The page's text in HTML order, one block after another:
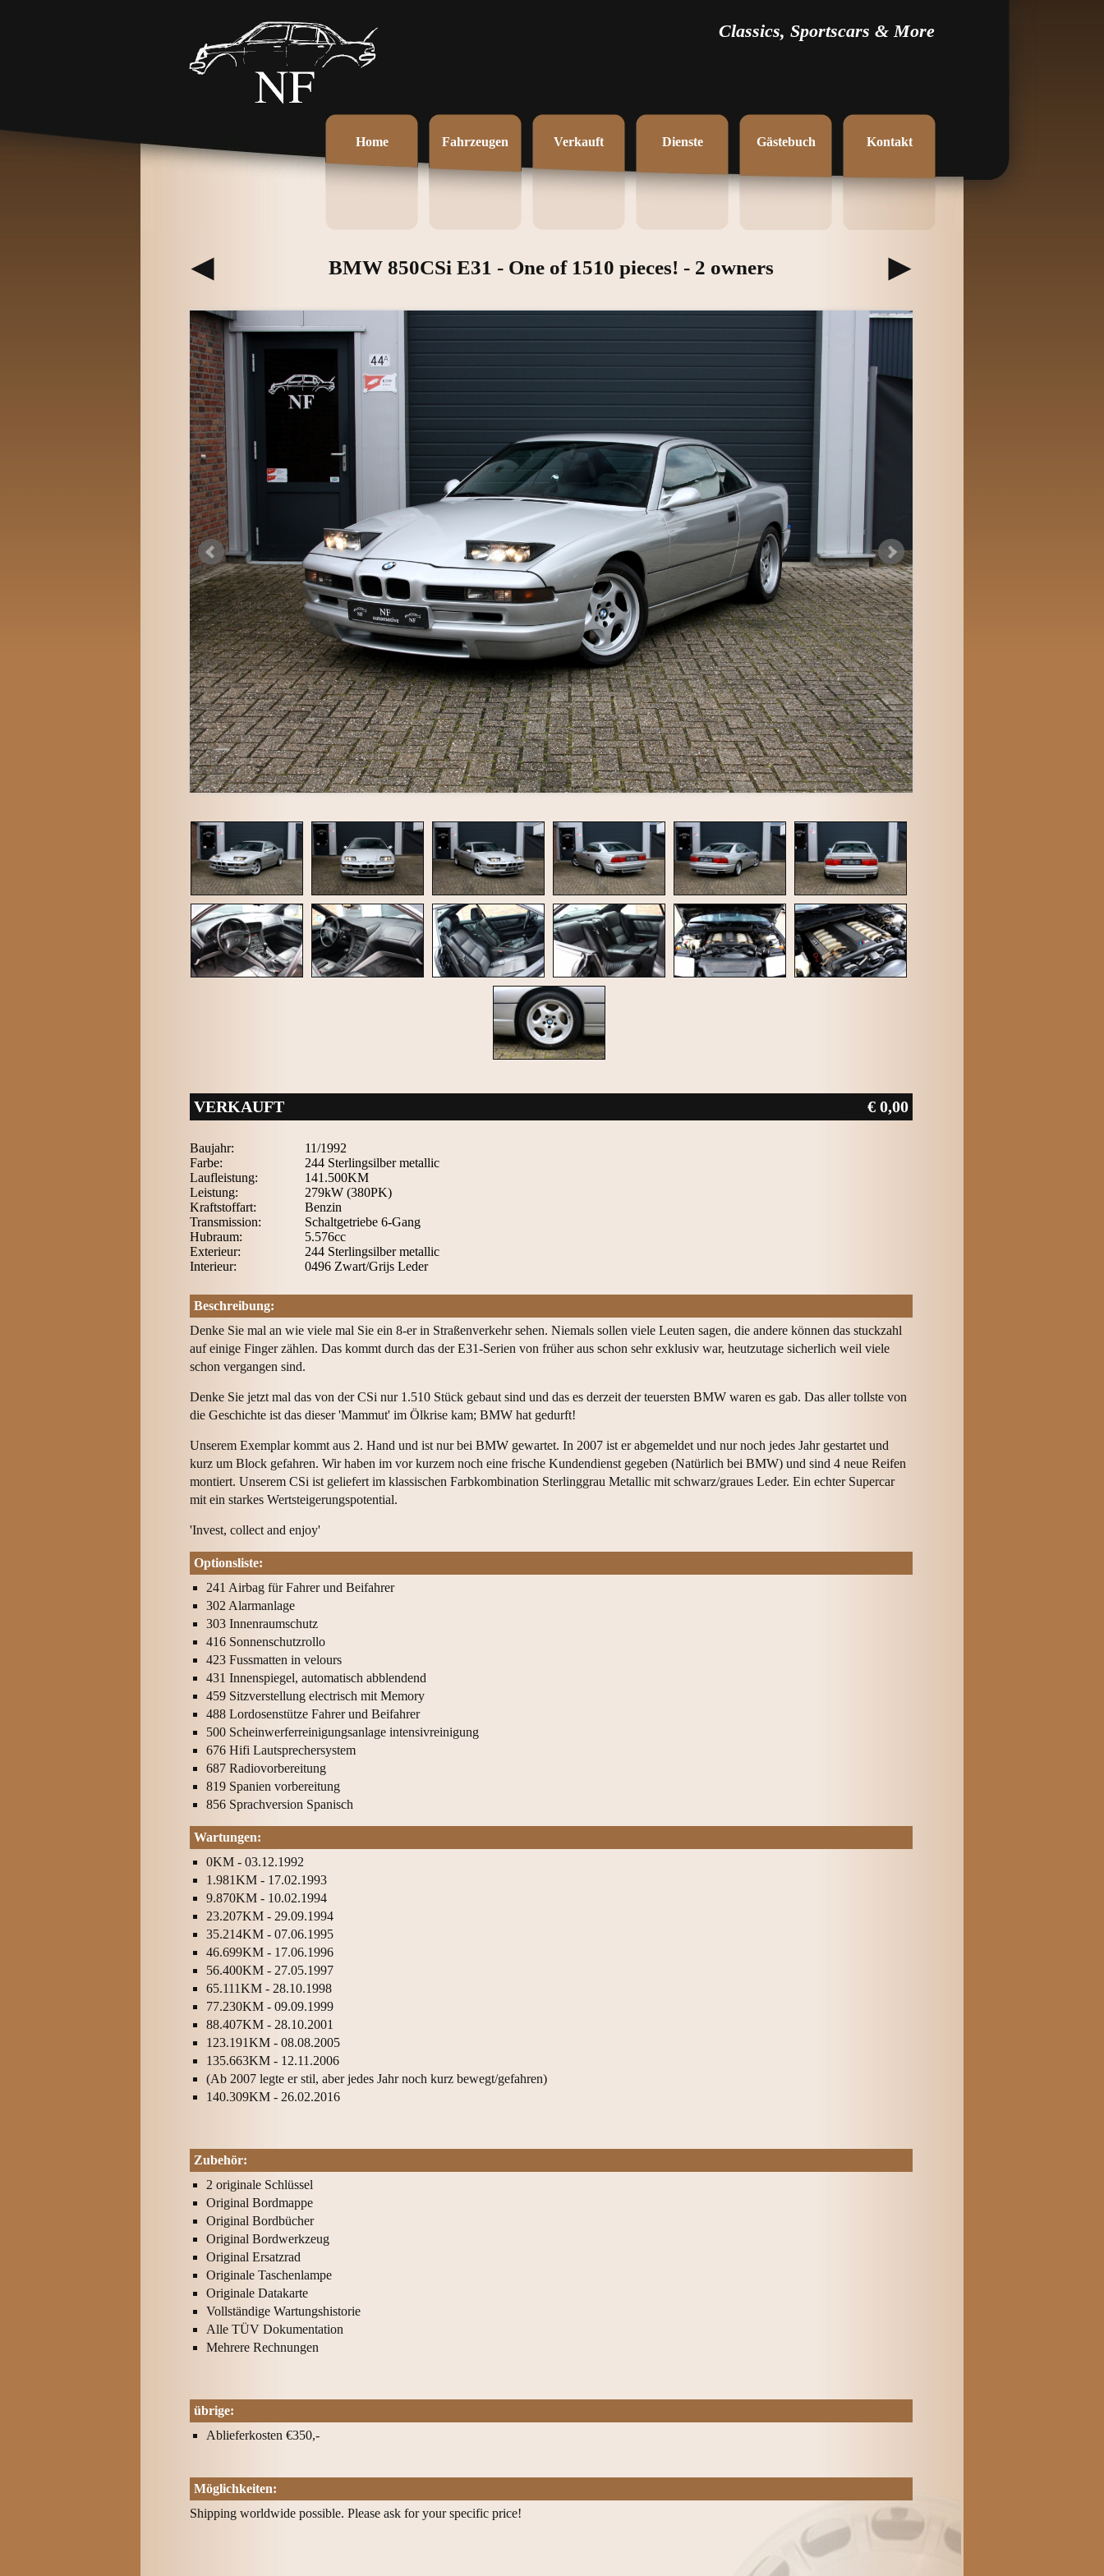
Classics, Sportscars & More
Home Fahrzeugen Verkauft Dienste Gästebuch Kontakt
BMW 850CSi E31 - One of 1510 pieces! - 2 owners
VERKAUFT € 0,00
Baujahr:
11/1992
Farbe:
244 Sterlingsilber metallic
Laufleistung:
141.500KM
Leistung:
279kW (380PK)
Kraftstoffart:
Benzin
Transmission:
Schaltgetriebe 6-Gang
Hubraum:
5.576cc
Exterieur:
244 Sterlingsilber metallic
Interieur:
0496 Zwart/Grijs Leder
Beschreibung:
Denke Sie mal an wie viele mal Sie ein 8-er in Straßenverkehr sehen. Niemals sollen viele Leuten sagen, die andere können das stuckzahl
auf einige Finger zählen. Das kommt durch das der E31-Serien von früher aus schon sehr exklusiv war, heutzutage sicherlich weil viele
schon vergangen sind.
Denke Sie jetzt mal das von der CSi nur 1.510 Stück gebaut sind und das es derzeit der teuersten BMW waren es gab. Das aller tollste von
die Geschichte ist das dieser 'Mammut' im Ölkrise kam; BMW hat gedurft!
Unserem Exemplar kommt aus 2. Hand und ist nur bei BMW gewartet. In 2007 ist er abgemeldet und nur noch jedes Jahr gestartet und
kurz um Block gefahren. Wir haben im vor kurzem noch eine frische Kundendienst gegeben (Natürlich bei BMW) und sind 4 neue Reifen
montiert. Unserem CSi ist geliefert im klassischen Farbkombination Sterlinggrau Metallic mit schwarz/graues Leder. Ein echter Supercar
mit ein starkes Wertsteigerungspotential.
'Invest, collect and enjoy'
Optionsliste:
241 Airbag für Fahrer und Beifahrer
302 Alarmanlage
303 Innenraumschutz
416 Sonnenschutzrollo
423 Fussmatten in velours
431 Innenspiegel, automatisch abblendend
459 Sitzverstellung electrisch mit Memory
488 Lordosenstütze Fahrer und Beifahrer
500 Scheinwerferreinigungsanlage intensivreinigung
676 Hifi Lautsprechersystem
687 Radiovorbereitung
819 Spanien vorbereitung
856 Sprachversion Spanisch
Wartungen:
0KM - 03.12.1992
1.981KM - 17.02.1993
9.870KM - 10.02.1994
23.207KM - 29.09.1994
35.214KM - 07.06.1995
46.699KM - 17.06.1996
56.400KM - 27.05.1997
65.111KM - 28.10.1998
77.230KM - 09.09.1999
88.407KM - 28.10.2001
123.191KM - 08.08.2005
135.663KM - 12.11.2006
(Ab 2007 legte er stil, aber jedes Jahr noch kurz bewegt/gefahren)
140.309KM - 26.02.2016
Zubehör:
2 originale Schlüssel
Original Bordmappe
Original Bordbücher
Original Bordwerkzeug
Original Ersatzrad
Originale Taschenlampe
Originale Datakarte
Vollständige Wartungshistorie
Alle TÜV Dokumentation
Mehrere Rechnungen
übrige:
Ablieferkosten €350,-
Möglichkeiten:
Shipping worldwide possible. Please ask for your specific price!